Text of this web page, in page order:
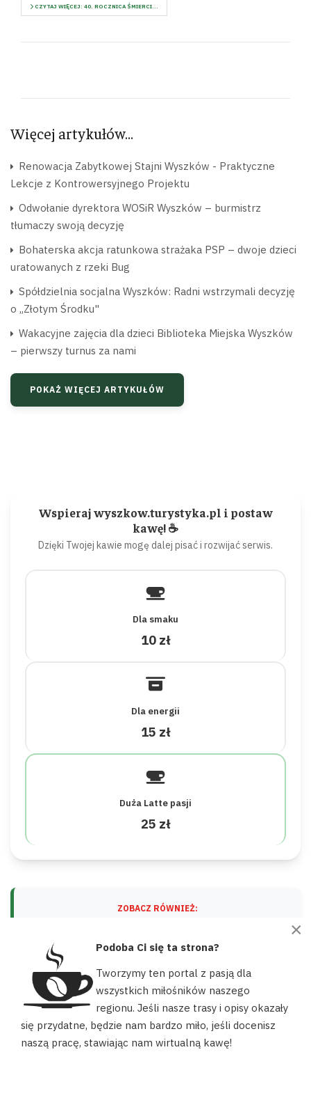
CZYTAJ WIĘCEJ: 40. ROCZNICA ŚMIERCI...
Więcej artykułów…
Renowacja Zabytkowej Stajni Wyszków - Praktyczne
Lekcje z Kontrowersyjnego Projektu
Odwołanie dyrektora WOSiR Wyszków – burmistrz
tłumaczy swoją decyzję
Bohaterska akcja ratunkowa strażaka PSP – dwoje dzieci
uratowanych z rzeki Bug
Spółdzielnia socjalna Wyszków: Radni wstrzymali decyzję
o „Złotym Środku"
Wakacyjne zajęcia dla dzieci Biblioteka Miejska Wyszków
– pierwszy turnus za nami
POKAŻ WIĘCEJ ARTYKUŁÓW
Wspieraj wyszkow.turystyka.pl i postaw
kawę! ☕
Dzięki Twojej kawie mogę dalej pisać i rozwijać serwis.
Dla smaku
10 zł
Dla energii
15 zł
Duża Latte pasji
25 zł
ZOBACZ RÓWNIEŻ:
okolicach Wyszkowa
Nasz portal używa plików cookies, aby ułatwić Ci korzystanie z
naszych zasobów, dopasować treści do Twoich potrzeb oraz w
celach statystycznych. Możesz określić warunki przechowywania
×
Podoba Ci się ta strona?
Tworzymy ten portal z pasją dla
wszystkich miłośników naszego
regionu. Jeśli nasze trasy i opisy okazały
się przydatne, będzie nam bardzo miło, jeśli docenisz
naszą pracę, stawiając nam wirtualną kawę!